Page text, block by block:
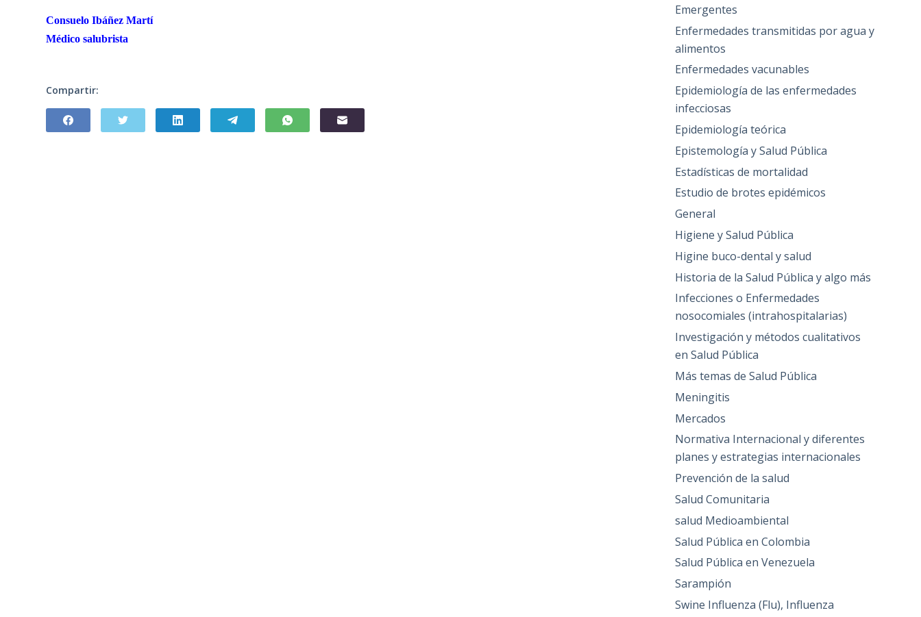
Consuelo Ibáñez Martí
Médico salubrista
Compartir:
Emergentes
Enfermedades transmitidas por agua y
alimentos
Enfermedades vacunables
Epidemiología de las enfermedades
infecciosas
Epidemiología teórica
Epistemología y Salud Pública
Estadísticas de mortalidad
Estudio de brotes epidémicos
General
Higiene y Salud Pública
Higine buco-dental y salud
Historia de la Salud Pública y algo más
Infecciones o Enfermedades
nosocomiales (intrahospitalarias)
Investigación y métodos cualitativos
en Salud Pública
Más temas de Salud Pública
Meningitis
Mercados
Normativa Internacional y diferentes
planes y estrategias internacionales
Prevención de la salud
Salud Comunitaria
salud Medioambiental
Salud Pública en Colombia
Salud Pública en Venezuela
Sarampión
Swine Influenza (Flu), Influenza